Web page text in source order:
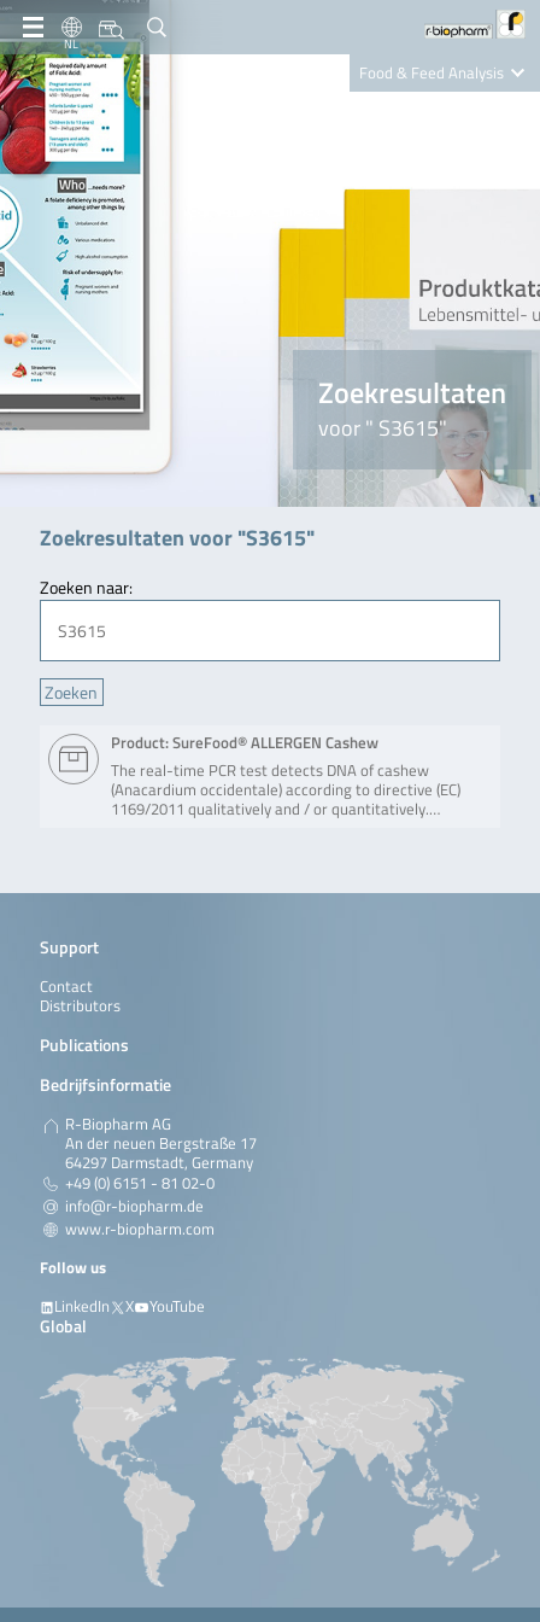
NL
Food & Feed Analysis
Nutrition Care
Zoekresultaten
voor " S3615"
Zoekresultaten voor "S3615"
Zoeken naar:
Product: SureFood® ALLERGEN Cashew
The real-time PCR test detects DNA of cashew
(Anacardium occidentale) according to directive (EC)
1169/2011 qualitatively and / or quantitatively.…
Support
Contact
Distributors
Publications
Bedrijfsinformatie
R-Biopharm AG
An der neuen Bergstraße 17
64297 Darmstadt, Germany
+49 (0) 6151 - 81 02-0
info@r-biopharm.de
www.r-biopharm.com
Follow us
LinkedIn
X YouTube
Global